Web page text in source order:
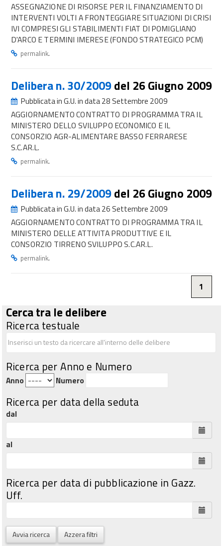
ASSEGNAZIONE DI RISORSE PER IL FINANZIAMENTO DI
INTERVENTI VOLTI A FRONTEGGIARE SITUAZIONI DI CRISI
IVI COMPRESI GLI STABILIMENTI FIAT DI POMIGLIANO
D'ARCO E TERMINI IMERESE (FONDO STRATEGICO PCM)
permalink.
Delibera n. 30/2009del 26 Giugno 2009
Pubblicata in G.U. in data 28 Settembre 2009
AGGIORNAMENTO CONTRATTO DI PROGRAMMA TRA IL
MINISTERO DELLO SVILUPPO ECONOMICO E IL
CONSORZIO AGR-ALIMENTARE BASSO FERRARESE
S.C.AR.L.
permalink.
Delibera n. 29/2009del 26 Giugno 2009
Pubblicata in G.U. in data 26 Settembre 2009
AGGIORNAMENTO CONTRATTO DI PROGRAMMA TRA IL
MINISTERO DELLE ATTIVITA PRODUTTIVE E IL
CONSORZIO TIRRENO SVILUPPO S.C.AR.L.
permalink.
1
Cerca tra le delibere
Ricerca testuale
Ricerca per Anno e Numero
Anno Numero
Ricerca per data della seduta
dal
al
Ricerca per data di pubblicazione in Gazz.
Uff.
Avvia ricerca Azzera filtri